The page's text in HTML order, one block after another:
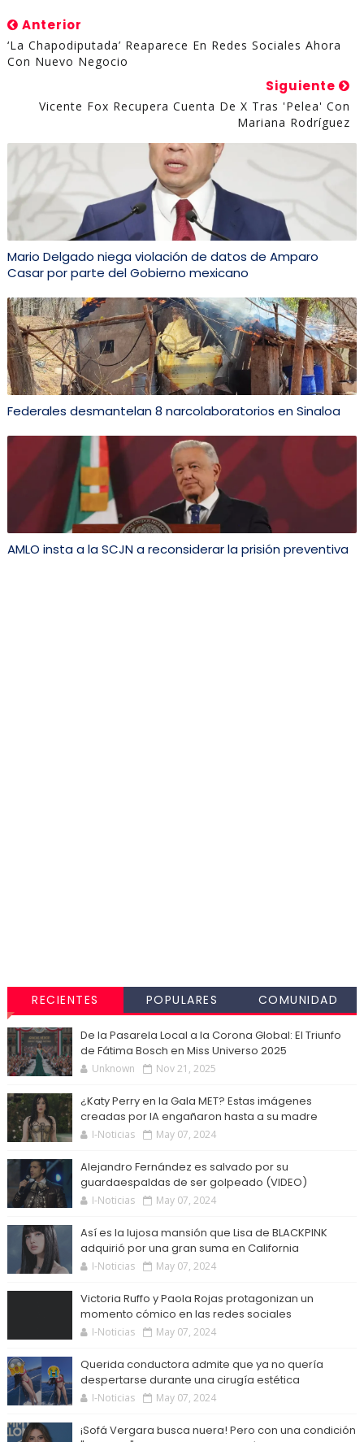
Anterior
‘La Chapodiputada’ Reaparece En Redes Sociales Ahora
Con Nuevo Negocio
Siguiente
Vicente Fox Recupera Cuenta De X Tras 'pelea' Con
Mariana Rodríguez
Mario Delgado niega violación de datos de Amparo
Casar por parte del Gobierno mexicano
Federales desmantelan 8 narcolaboratorios en Sinaloa
AMLO insta a la SCJN a reconsiderar la prisión preventiva
RECIENTES POPULARES COMUNIDAD
De la Pasarela Local a la Corona Global: El Triunfo
de Fátima Bosch en Miss Universo 2025
Unknown Nov 21, 2025
¿Katy Perry en la Gala MET? Estas imágenes
creadas por IA engañaron hasta a su madre
I-Noticias May 07, 2024
Alejandro Fernández es salvado por su
guardaespaldas de ser golpeado (VIDEO)
I-Noticias May 07, 2024
Así es la lujosa mansión que Lisa de BLACKPINK
adquirió por una gran suma en California
I-Noticias May 07, 2024
Victoria Ruffo y Paola Rojas protagonizan un
momento cómico en las redes sociales
I-Noticias May 07, 2024
Querida conductora admite que ya no quería
despertarse durante una cirugía estética
I-Noticias May 07, 2024
¡Sofá Vergara busca nuera! Pero con una condición